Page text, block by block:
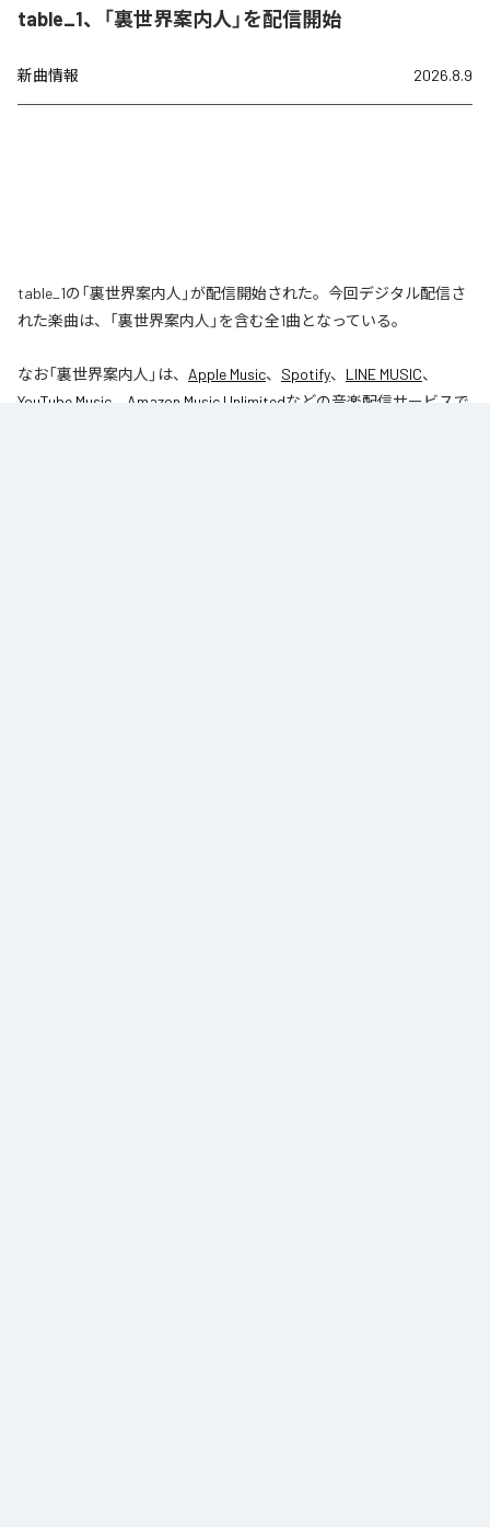
table_1、「裏世界案内人」を配信開始
新曲情報 2026.8.9
table_1の「裏世界案内人」が配信開始された。今回デジタル配信さ
れた楽曲は、「裏世界案内人」を含む全1曲となっている。
なお「裏世界案内人 」は、 Apple Music、 Spotify、 LINE MUSIC、
YouTube Music
Amazon Music Unlimitedなどの音楽配信サービスで